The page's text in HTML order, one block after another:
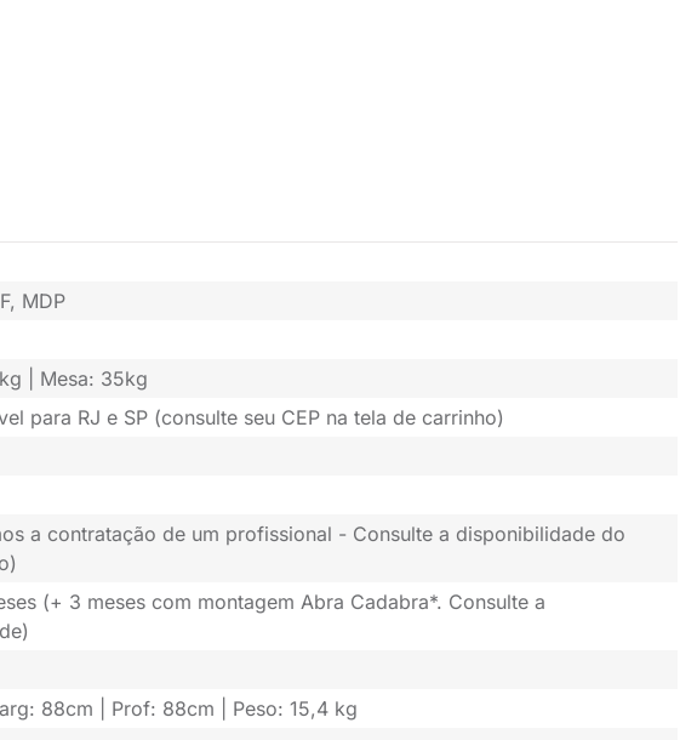
MDP
| Mesa: 35kg
para RJ e SP (consulte seu CEP na tela de carrinho)
a contratação de um profissional - Consulte a disponibilidade do
(+ 3 meses com montagem Abra Cadabra*. Consulte a
88cm | Prof: 88cm | Peso: 15,4 kg